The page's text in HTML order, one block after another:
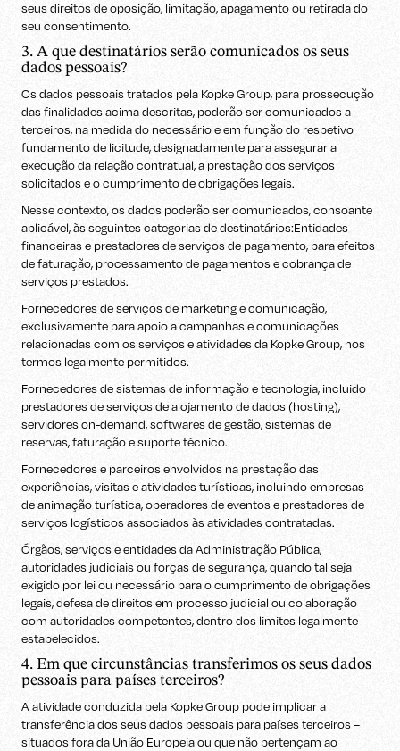
seus direitos de oposição, limitação, apagamento ou retirada do
seu consentimento.
3. A que destinatários serão comunicados os seus
dados pessoais?
Os dados pessoais tratados pela Kopke Group, para prossecução
das finalidades acima descritas, poderão ser comunicados a
terceiros, na medida do necessário e em função do respetivo
fundamento de licitude, designadamente para assegurar a
execução da relação contratual, a prestação dos serviços
solicitados e o cumprimento de obrigações legais.
Nesse contexto, os dados poderão ser comunicados, consoante
aplicável, às seguintes categorias de destinatários:Entidades
financeiras e prestadores de serviços de pagamento, para efeitos
de faturação, processamento de pagamentos e cobrança de
serviços prestados.
Fornecedores de serviços de marketing e comunicação,
exclusivamente para apoio a campanhas e comunicações
relacionadas com os serviços e atividades da Kopke Group, nos
termos legalmente permitidos.
Fornecedores de sistemas de informação e tecnologia, incluido
prestadores de serviços de alojamento de dados (hosting),
servidores on-demand, softwares de gestão, sistemas de
reservas, faturação e suporte técnico.
Fornecedores e parceiros envolvidos na prestação das
experiências, visitas e atividades turísticas, incluindo empresas
de animação turística, operadores de eventos e prestadores de
serviços logísticos associados às atividades contratadas.
Órgãos, serviços e entidades da Administração Pública,
autoridades judiciais ou forças de segurança, quando tal seja
exigido por lei ou necessário para o cumprimento de obrigações
legais, defesa de direitos em processo judicial ou colaboração
com autoridades competentes, dentro dos limites legalmente
estabelecidos.
4. Em que circunstâncias transferimos os seus dados
pessoais para países terceiros?
A atividade conduzida pela Kopke Group pode implicar a
transferência dos seus dados pessoais para países terceiros –
situados fora da União Europeia ou que não pertençam ao